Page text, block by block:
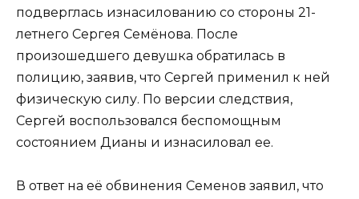
подверглась изнасилованию со стороны 21-
летнего Сергея Семёнова. После
произошедшего девушка обратилась в
полицию, заявив, что Сергей применил к ней
физическую силу. По версии следствия,
Сергей воспользовался беспомощным
состоянием Дианы и изнасиловал ее.
В ответ на её обвинения Семенов заявил, что